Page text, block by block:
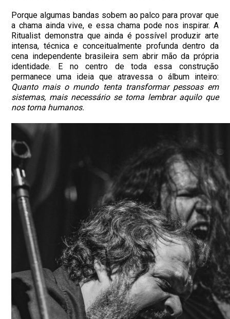
Porque algumas bandas sobem ao palco para provar que
a chama ainda vive, e essa chama pode nos inspirar. A
Ritualist demonstra que ainda é possível produzir arte
intensa, técnica e conceitualmente profunda dentro da
cena independente brasileira sem abrir mão da própria
identidade. E no centro de toda essa construção
permanece uma ideia que atravessa o álbum inteiro:
Quanto mais o mundo tenta transformar pessoas em
sistemas, mais necessário se torna lembrar aquilo que
nos torna humanos.